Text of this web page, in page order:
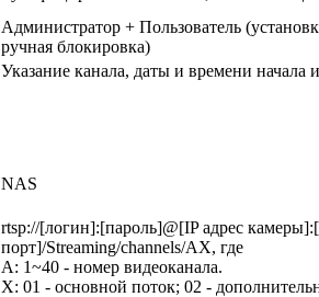
Администратор + Пользователь
ручная блокировка)
Указание канала, даты и времени начала
NAS
rtsp://[логин]:[пароль]@[IP адрес
порт]/Streaming/channels/AX, где
A: 1~40 - номер видеоканала.
X: 01 - основной поток; 02 -